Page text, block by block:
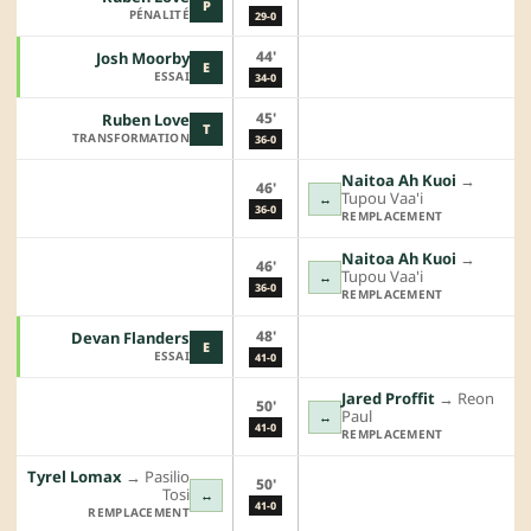
P
PÉNALITÉ 29-0
E
Josh Moorby
ESSAI
44'
34-0
T
Ruben Love
TRANSFORMATION
45'
36-0
46'
36-0
↔
Naitoa Ah Kuoi →︎
Tupou Vaa'i
REMPLACEMENT
46'
36-0
↔
Naitoa Ah Kuoi →︎
Tupou Vaa'i
REMPLACEMENT
E
Devan Flanders
ESSAI
48'
41-0
50'
41-0
↔
Jared Proffit →︎ Reon
Paul
REMPLACEMENT
↔
Tyrel Lomax →︎ Pasilio
Tosi
REMPLACEMENT
50'
41-0